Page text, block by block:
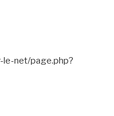
net/page.php?